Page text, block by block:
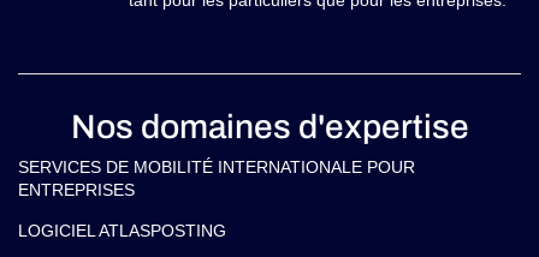
Nos domaines d'expertise
SERVICES DE MOBILITÉ INTERNATIONALE POUR
ENTREPRISES
LOGICIEL ATLASPOSTING